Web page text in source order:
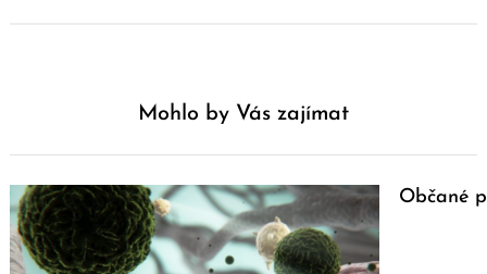
Mohlo by Vás zajímat
Občané